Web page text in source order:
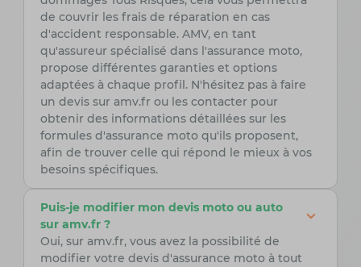
de couvrir les frais de réparation en cas
d'accident responsable. AMV, en tant
qu'assureur spécialisé dans l'assurance moto,
propose différentes garanties et options
adaptées à chaque profil. N'hésitez pas à faire
un devis sur amv.fr ou les contacter pour
obtenir des informations détaillées sur les
formules d'assurance moto qu'ils proposent,
afin de trouver celle qui répond le mieux à vos
besoins spécifiques.
Puis-je modifier mon devis moto ou auto
sur amv.fr ?
Oui, sur amv.fr, vous avez la possibilité de
modifier votre devis d'assurance moto à tout